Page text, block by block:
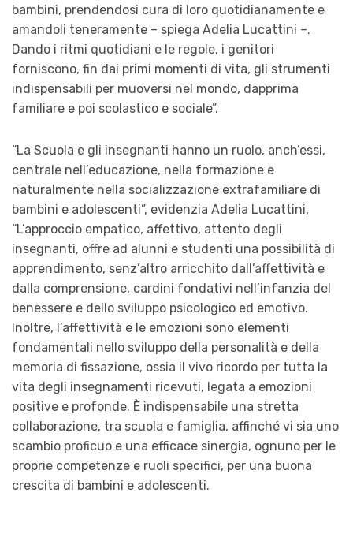
bambini, prendendosi cura di loro quotidianamente e
amandoli teneramente – spiega Adelia Lucattini –.
Dando i ritmi quotidiani e le regole, i genitori
forniscono, fin dai primi momenti di vita, gli strumenti
indispensabili per muoversi nel mondo, dapprima
familiare e poi scolastico e sociale”.
“La Scuola e gli insegnanti hanno un ruolo, anch’essi,
centrale nell’educazione, nella formazione e
naturalmente nella socializzazione extrafamiliare di
bambini e adolescenti”, evidenzia Adelia Lucattini,
“L’approccio empatico, affettivo, attento degli
insegnanti, offre ad alunni e studenti una possibilità di
apprendimento, senz’altro arricchito dall’affettività e
dalla comprensione, cardini fondativi nell’infanzia del
benessere e dello sviluppo psicologico ed emotivo.
Inoltre, l’affettività e le emozioni sono elementi
fondamentali nello sviluppo della personalità e della
memoria di fissazione, ossia il vivo ricordo per tutta la
vita degli insegnamenti ricevuti, legata a emozioni
positive e profonde. È indispensabile una stretta
collaborazione, tra scuola e famiglia, affinché vi sia uno
scambio proficuo e una efficace sinergia, ognuno per le
proprie competenze e ruoli specifici, per una buona
crescita di bambini e adolescenti.